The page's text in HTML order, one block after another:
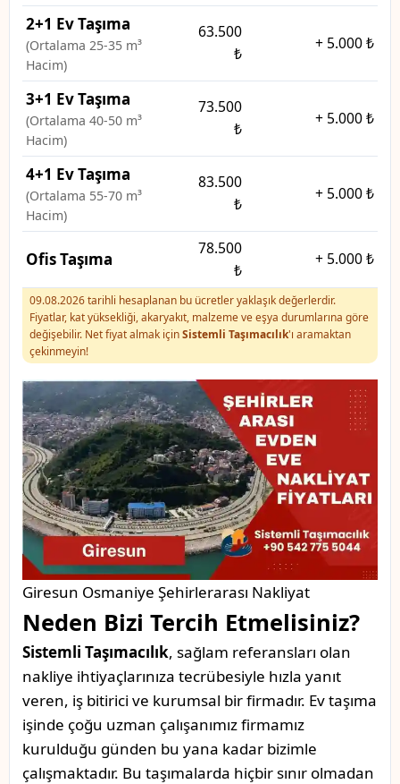
2+1 Ev Taşıma
(Ortalama 25-35 m³
Hacim)
63.500
₺
+ 5.000 ₺
3+1 Ev Taşıma
(Ortalama 40-50 m³
Hacim)
73.500
₺
+ 5.000 ₺
4+1 Ev Taşıma
(Ortalama 55-70 m³
Hacim)
83.500
₺
+ 5.000 ₺
Ofis Taşıma
78.500
₺
+ 5.000 ₺
09.08.2026 tarihli hesaplanan bu ücretler yaklaşık değerlerdir.
Fiyatlar, kat yüksekliği, akaryakıt, malzeme ve eşya durumlarına göre
değişebilir. Net fiyat almak içinSistemli Taşımacılık'ı aramaktan
çekinmeyin!
Giresun Osmaniye Şehirlerarası Nakliyat
Neden Bizi Tercih Etmelisiniz?
Sistemli Taşımacılık, sağlam referansları olan
nakliye ihtiyaçlarınıza tecrübesiyle hızla yanıt
veren, iş bitirici ve kurumsal bir firmadır. Ev taşıma
işinde çoğu uzman çalışanımız firmamız
kurulduğu günden bu yana kadar bizimle
çalışmaktadır. Bu taşımalarda hiçbir sınır olmadan